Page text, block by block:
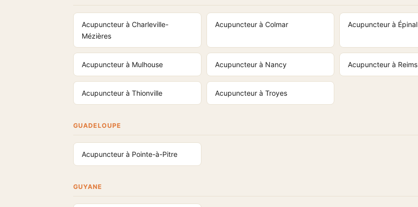
Acupuncteur à Charleville-
Mézières
Acupuncteur à Colmar Acupuncteur à Épinal
Acupuncteur à Mulhouse Acupuncteur à Nancy Acupuncteur à Reims
Acupuncteur à Thionville Acupuncteur à Troyes
GUADELOUPE
Acupuncteur à Pointe-à-Pitre
GUYANE